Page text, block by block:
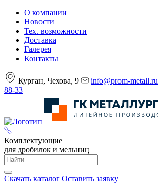
О компании
Новости
Тех. возможности
Доставка
Галерея
Контакты
Курган, Чехова, 9 info@prom-metall.ru
88-33
Комплектующие
для дробилок и мельниц
Скачать каталог Оставить заявку